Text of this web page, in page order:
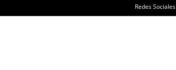
Redes Sociales